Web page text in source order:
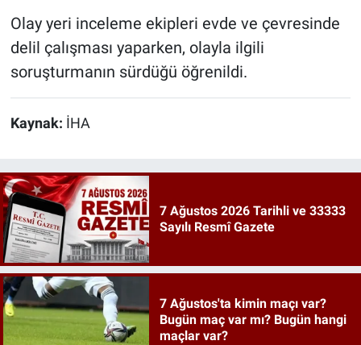
Olay yeri inceleme ekipleri evde ve çevresinde
delil çalışması yaparken, olayla ilgili
soruşturmanın sürdüğü öğrenildi.
Kaynak: İHA
7 Ağustos 2026 Tarihli ve 33333
Sayılı Resmî Gazete
7 Ağustos'ta kimin maçı var?
Bugün maç var mı? Bugün hangi
maçlar var?